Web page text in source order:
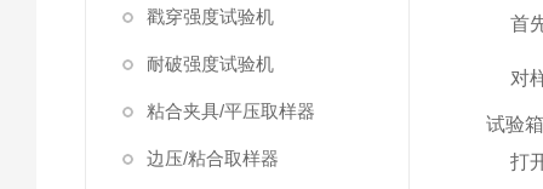
戳穿强度试验机
耐破强度试验机
粘合夹具/平压取样器
边压/粘合取样器
首
对
试验
打